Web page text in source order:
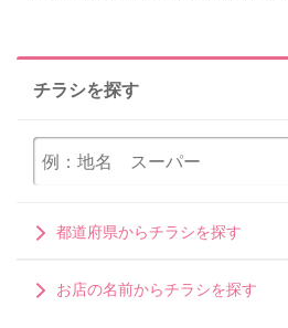
チラシを探す
都道府県からチラシを探す
お店の名前からチラシを探す